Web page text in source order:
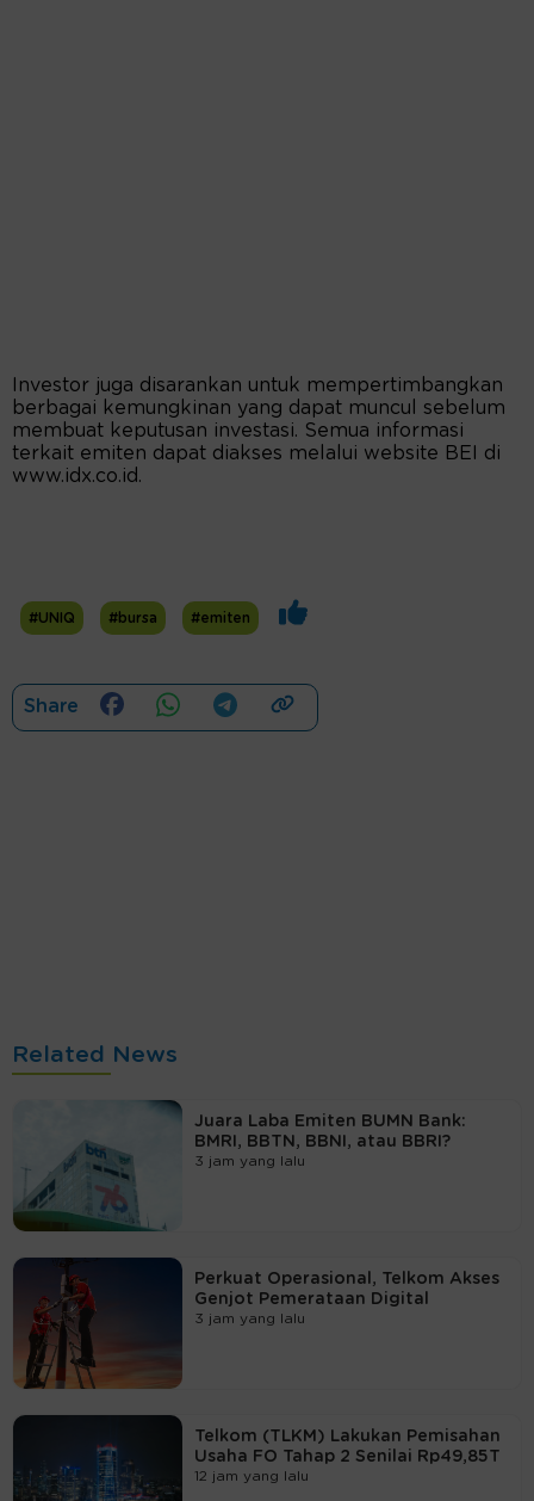
Investor juga disarankan untuk mempertimbangkan
berbagai kemungkinan yang dapat muncul sebelum
membuat keputusan investasi. Semua informasi
terkait emiten dapat diakses melalui website BEI di
www.idx.co.id.
#UNIQ #bursa #emiten
Share
Related News
Juara Laba Emiten BUMN Bank:
BMRI, BBTN, BBNI, atau BBRI?
3 jam yang lalu
Perkuat Operasional, Telkom Akses
Genjot Pemerataan Digital
3 jam yang lalu
Telkom (TLKM) Lakukan Pemisahan
Usaha FO Tahap 2 Senilai Rp49,85T
12 jam yang lalu